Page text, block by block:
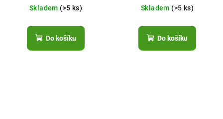
Skladem (>5 ks)
Do košíku
Skladem (>5 ks)
Do košíku